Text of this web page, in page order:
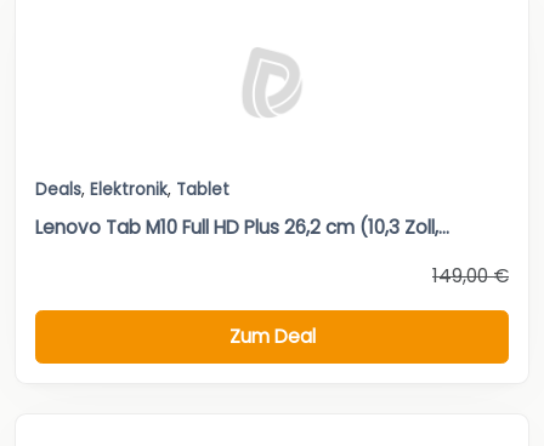
Deals, Elektronik, Tablet
Lenovo Tab M10 Full HD Plus 26,2 cm (10,3 Zoll,...
149,00 €
Zum Deal